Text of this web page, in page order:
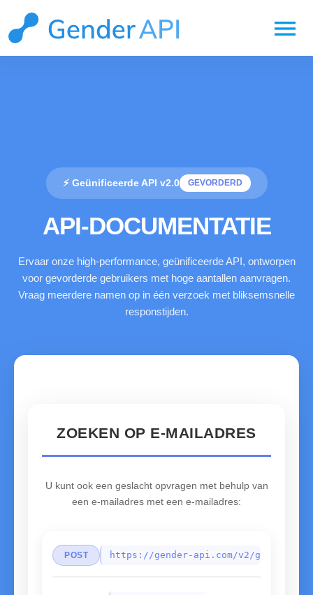
menu
⚡ Geünificeerde API v2.0 GEVORDERD
API-DOCUMENTATIE
Ervaar onze high-performance, geünificeerde API, ontworpen
voor gevorderde gebruikers met hoge aantallen aanvragen.
Vraag meerdere namen op in één verzoek met bliksemsnelle
responstijden.
ZOEKEN OP E-MAILADRES
U kunt ook een geslacht opvragen met behulp van
een e-mailadres met een e-mailadres:
POST https://gender-api.com/v2/gender